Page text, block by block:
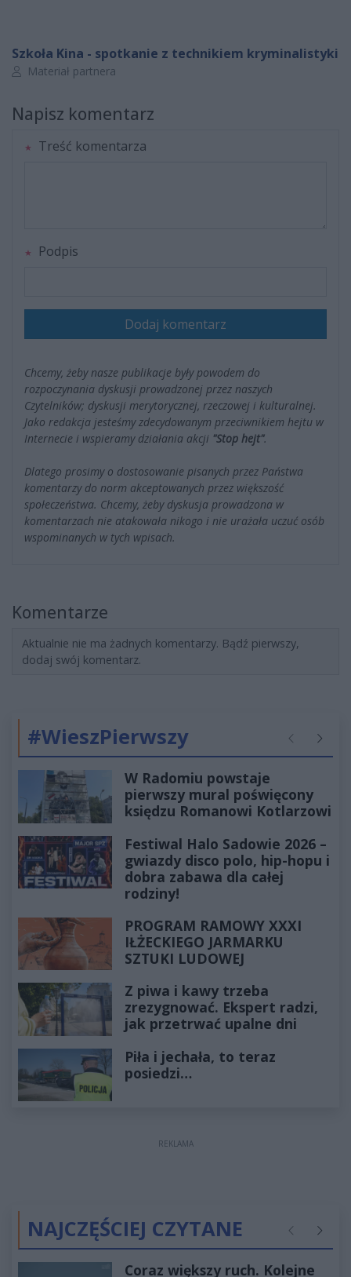
Szkoła Kina - spotkanie z technikiem kryminalistyki
Autor artykułu:
Materiał partnera
Napisz komentarz
Treść komentarza
Podpis
Dodaj komentarz
Chcemy, żeby nasze publikacje były powodem do
rozpoczynania dyskusji prowadzonej przez naszych
Czytelników; dyskusji merytorycznej, rzeczowej i kulturalnej.
Jako redakcja jesteśmy zdecydowanym przeciwnikiem hejtu w
Internecie i wspieramy działania akcji "Stop hejt".
Dlatego prosimy o dostosowanie pisanych przez Państwa
komentarzy do norm akceptowanych przez większość
społeczeństwa. Chcemy, żeby dyskusja prowadzona w
komentarzach nie atakowała nikogo i nie urażała uczuć osób
wspominanych w tych wpisach.
Komentarze
Aktualnie nie ma żadnych komentarzy. Bądź pierwszy,
dodaj swój komentarz.
#WieszPierwszy Poprzednie
W Radomiu powstaje
pierwszy mural poświęcony
księdzu Romanowi Kotlarzowi
Festiwal Halo Sadowie 2026 –
gwiazdy disco polo, hip-hopu i
dobra zabawa dla całej
rodziny!
PROGRAM RAMOWY XXXI
IŁŻECKIEGO JARMARKU
SZTUKI LUDOWEJ
Z piwa i kawy trzeba
zrezygnować. Ekspert radzi,
jak przetrwać upalne dni
Piła i jechała, to teraz
posiedzi…
REKLAMA
NAJCZĘŚCIEJ CZYTANE Poprzednie
Coraz większy ruch. Kolejne